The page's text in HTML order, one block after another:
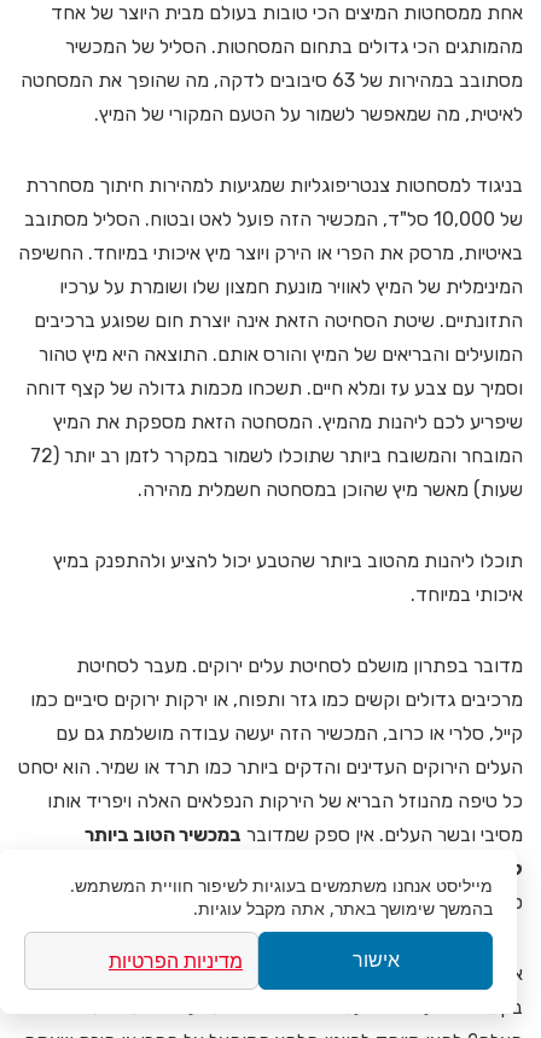
אחת ממסחטות המיצים הכי טובות בעולם מבית היוצר של אחד
מהמותגים הכי גדולים בתחום המסחטות. הסליל של המכשיר
מסתובב במהירות של 63 סיבובים לדקה, מה שהופך את המסחטה
לאיטית, מה שמאפשר לשמור על הטעם המקורי של המיץ.
בניגוד למסחטות צנטריפוגליות שמגיעות למהירות חיתוך מסחררת
של 10,000 סל"ד, המכשיר הזה פועל לאט ובטוח. הסליל מסתובב
באיטיות, מרסק את הפרי או הירק ויוצר מיץ איכותי במיוחד. החשיפה
המינימלית של המיץ לאוויר מונעת חמצון שלו ושומרת על ערכיו
התזונתיים. שיטת הסחיטה הזאת אינה יוצרת חום שפוגע ברכיבים
המועילים והבריאים של המיץ והורס אותם. התוצאה היא מיץ טהור
וסמיך עם צבע עז ומלא חיים. תשכחו מכמות גדולה של קצף דוחה
שיפריע לכם ליהנות מהמיץ. המסחטה הזאת מספקת את המיץ
המובחר והמשובח ביותר שתוכלו לשמור במקרר לזמן רב יותר (72
שעות) מאשר מיץ שהוכן במסחטה חשמלית מהירה.
תוכלו ליהנות מהטוב ביותר שהטבע יכול להציע ולהתפנק במיץ
איכותי במיוחד.
מדובר בפתרון מושלם לסחיטת עלים ירוקים. מעבר לסחיטת
מרכיבים גדולים וקשים כמו גזר ותפוח, או ירקות ירוקים סיביים כמו
קייל, סלרי או כרוב, המכשיר הזה יעשה עבודה מושלמת גם עם
העלים הירוקים העדינים והדקים ביותר כמו תרד או שמיר. הוא יסחט
כל טיפה מהנוזל הבריא של הירקות הנפלאים האלה ויפריד אותו
מסיבי ובשר העלים. אין ספק שמדובר במכשיר הטוב ביותר
לסחיטת ירקות עליים.
טיפה שלו.
אבל המכונה הזאת מסתדרת נפלא עם ירקות רכים יותר שנמעכים
בקלות כמו ענבים או עגבניות. מה הסוד לטעם הנפלא של המיצים
מייליסט אנחנו משתמשים בעוגיות לשיפור חוויית המשתמש.
בהמשך שימושך באתר, אתה מקבל עוגיות.
אישור מדיניות הפרטיות